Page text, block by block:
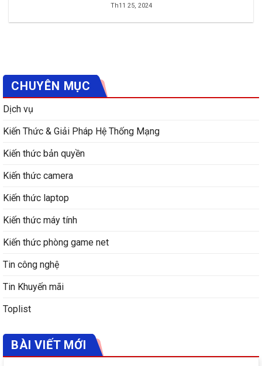
Th11 25, 2024
CHUYÊN MỤC
Dịch vụ
Kiến Thức & Giải Pháp Hệ Thống Mạng
Kiến thức bản quyền
Kiến thức camera
Kiến thức laptop
Kiến thức máy tính
Kiến thức phòng game net
Tin công nghệ
Tin Khuyến mãi
Toplist
BÀI VIẾT MỚI